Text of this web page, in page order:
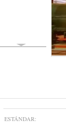
ESTÁNDAR: